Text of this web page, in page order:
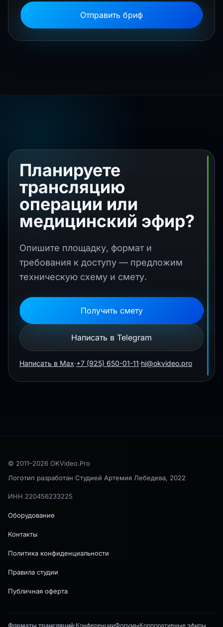
Отправить бриф
Планируете
трансляцию
операции или
медицинский эфир?
Опишите площадку, формат и
требования к доступу — предложим
техническую схему и смету.
Получить смету
Написать в Telegram
Написать в Max·+7 (925) 650-01-11·hi@okvideo.pro
© 2011–2026 OKVideo.Pro
Логотип разработан Студией Артемия Лебедева, 2022
ИНН 220456233225
Оборудование
Контакты
Политика конфиденциальности
Правила студии
Публичная оферта
Форматы трансляций:КонференцииФорумыКорпоративные эфиры